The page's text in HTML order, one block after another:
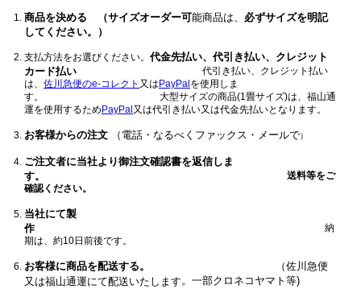
商品を決める （サイズオーダー可能商品は、 必ずサイズを明記
してください。）
支払方法をお選びください。 代金先払い、代引き払い、クレジット
カード払い
代引き払い、クレジット払い
は、 佐川急便のe-コレクト 又は PayPal を使用しま
す。 大型サイズの商品(1畳サイズ)は、福山通
運を使用するため PayPal 又は代引き払い又は代金先払いとなります。
お客様からの注文 （電話・ なるべくファックス・メールで）
ご注文者に当社より御注文確認書を返信しま
す。
送料等をご
確認ください。
当社にて製
作 納
期は、約10日前後です。
お客様に商品を配送する。 （佐川急便
又は福山通運にて配送いたします。一部クロネコヤマト等)